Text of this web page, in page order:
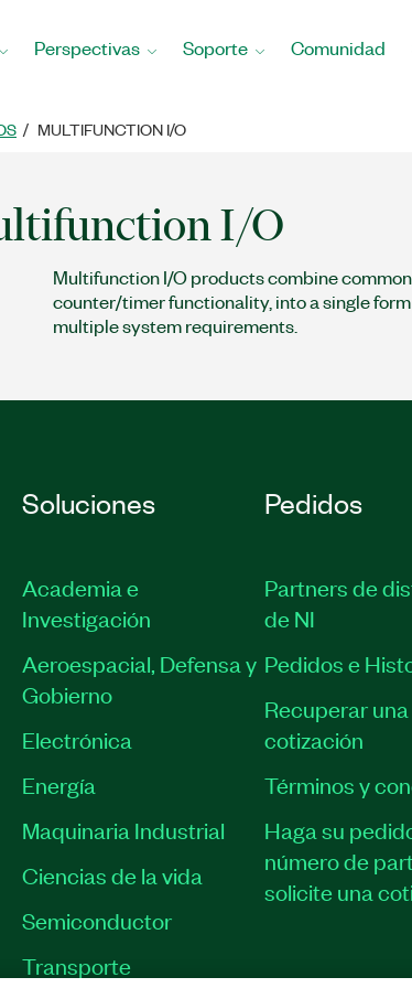
Perspectivas Soporte Comunidad
MULTIFUNCTION I/O
I/O
Multifunction I/O products combine
counter/timer functionality, into a single
multiple system requirements.
Soluciones
Academia e
Investigación
Aeroespacial, Defensa y
Gobierno
Electrónica
Energía
Maquinaria Industrial
Ciencias de la vida
Semiconductor
Transporte
Pedidos
Partners de
de NI
Pedidos e
Recuperar una
cotización
Términos y
Haga su
número de
solicite una